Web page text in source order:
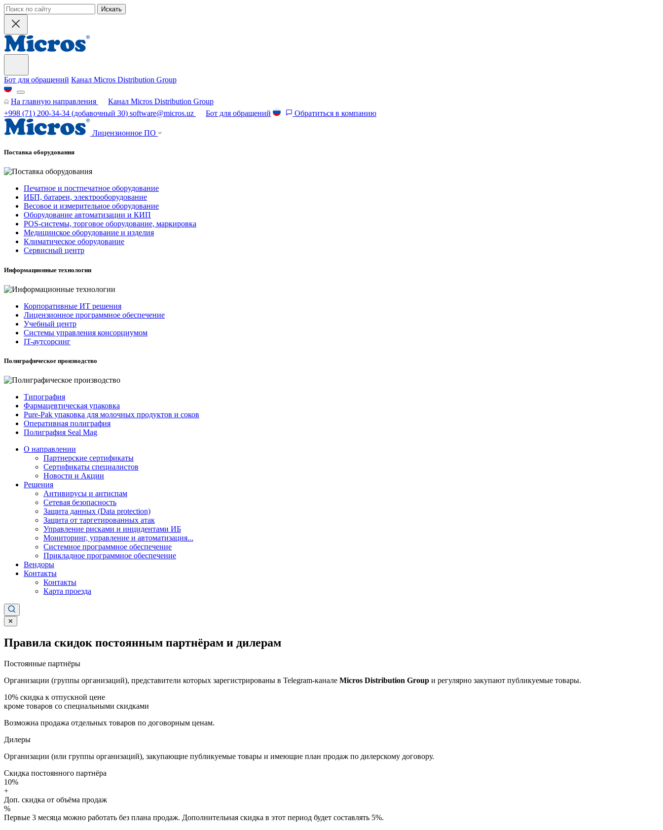
Искать
Бот для обращений Канал Micros Distribution Group
На главную направления
Канал Micros Distribution Group
+998 (71) 200-34-34 (добавочный 30) software@micros.uz Бот для обращений Обратиться в компанию
Лицензионное ПО
Поставка оборудования
Печатное и постпечатное оборудование
ИБП, батареи, электрооборудование
Весовое и измерительное оборудование
Оборудование автоматизации и КИП
POS-системы, торговое оборудование, маркировка
Медицинское оборудование и изделия
Климатическое оборудование
Сервисный центр
Информационные технологии
Корпоративные ИТ решения
Лицензионное программное обеспечение
Учебный центр
Системы управления консорциумом
IT-аутсорсинг
Полиграфическое производство
Типография
Фармацевтическая упаковка
Pure-Pak упаковка для молочных продуктов и соков
Оперативная полиграфия
Полиграфия Seal Mag
О направлении
Партнерские сертификаты
Сертификаты специалистов
Новости и Акции
Решения
Антивирусы и антиспам
Сетевая безопасность
Защита данных (Data protection)
Защита от таргетированных атак
Управление рисками и инцидентами ИБ
Мониторинг, управление и автоматизация...
Системное программное обеспечение
Прикладное программное обеспечение
Вендоры
Контакты
Контакты
Карта проезда
✕
Правила скидок постоянным партнёрам и дилерам
Постоянные партнёры
Организации (группы организаций), представители которых зарегистрированы в Telegram-канале Micros Distribution Group и регулярно закупают публикуемые товары.
10% скидка к отпускной цене
кроме товаров со специальными скидками
Возможна продажа отдельных товаров по договорным ценам.
Дилеры
Организации (или группы организаций), закупающие публикуемые товары и имеющие план продаж по дилерскому договору.
Скидка постоянного партнёра
10%
+
Доп. скидка от объёма продаж
%
Первые 3 месяца можно работать без плана продаж. Дополнительная скидка в этот период будет составлять 5%.